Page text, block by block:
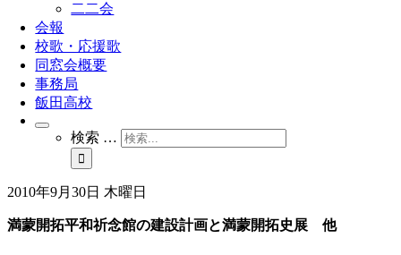
二二会
会報
校歌・応援歌
同窓会概要
事務局
飯田高校
検索 …
2010年9月30日 木曜日
満蒙開拓平和祈念館の建設計画と満蒙開拓史展 他